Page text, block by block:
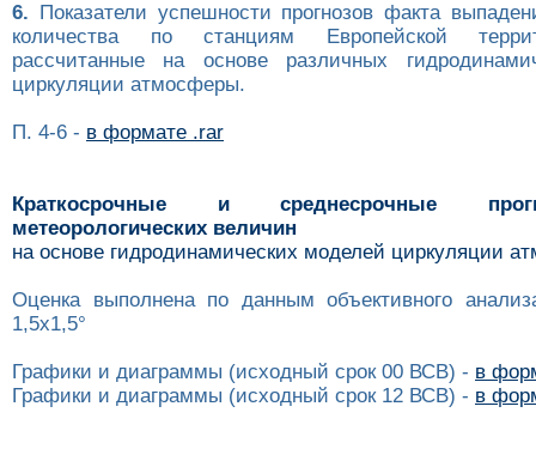
6. Показатели успешности прогнозов факта
количества по станциям Европейской
рассчитанные на основе различных
циркуляции атмосферы.
П. 4-6 - в формате .rar
Краткосрочные и среднесрочные
метеорологических величин
на основе гидродинамических моделей циркуляции
Оценка выполнена по данным объективного
1,5x1,5°
Графики и диаграммы (исходный срок 00 ВСВ) - в
Графики и диаграммы (исходный срок 12 ВСВ) - в